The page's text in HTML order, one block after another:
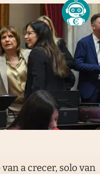
van a crecer, solo van